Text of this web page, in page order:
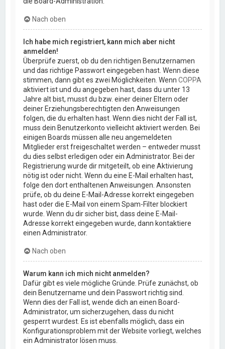
Nach oben
Ich habe mich registriert, kann mich aber nicht
anmelden!
Überprüfe zuerst, ob du den richtigen Benutzernamen
und das richtige Passwort eingegeben hast. Wenn diese
stimmen, dann gibt es zwei Möglichkeiten. WennCOPPA
aktiviert ist und du angegeben hast, dass du unter 13
Jahre alt bist, musst du bzw. einer deiner Eltern oder
deiner Erziehungsberechtigten den Anweisungen
folgen, die du erhalten hast. Wenn dies nicht der Fall ist,
muss dein Benutzerkonto vielleicht aktiviert werden. Bei
einigen Boards müssen alle neu angemeldeten
Mitglieder erst freigeschaltet werden – entweder musst
du dies selbst erledigen oder ein Administrator. Bei der
Registrierung wurde dir mitgeteilt, ob eine Aktivierung
nötig ist oder nicht. Wenn du eine E-Mail erhalten hast,
folge den dort enthaltenen Anweisungen. Ansonsten
prüfe, ob du deine E-Mail-Adresse korrekt eingegeben
hast oder die E-Mail von einem Spam-Filter blockiert
wurde. Wenn du dir sicher bist, dass deine E-Mail-
Adresse korrekt eingegeben wurde, dann kontaktiere
einen Administrator.
Nach oben
Warum kann ich mich nicht anmelden?
Dafür gibt es viele mögliche Gründe. Prüfe zunächst, ob
dein Benutzername und dein Passwort richtig sind.
Wenn dies der Fall ist, wende dich an einen Board-
Administrator, um sicherzugehen, dass du nicht
gesperrt wurdest. Es ist ebenfalls möglich, dass ein
Konfigurationsproblem mit der Website vorliegt, welches
ein Administrator lösen muss.